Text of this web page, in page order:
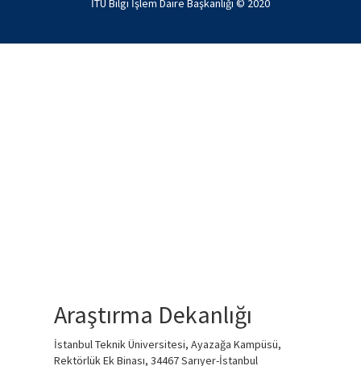
İTÜ Bilgi İşlem Daire Başkanlığı © 2020
Araştırma Dekanlığı
İstanbul Teknik Üniversitesi, Ayazağa Kampüsü,
Rektörlük Ek Binası, 34467 Sarıyer-İstanbul